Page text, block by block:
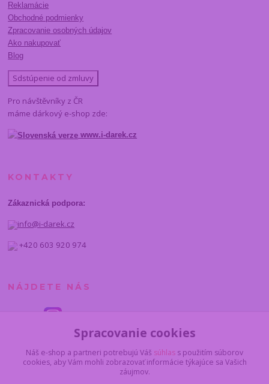
Reklamácie
Obchodné podmienky
Zpracovanie osobných údajov
Ako nakupovať
Blog
Sdstúpenie od zmluvy
Pro návštěvníky z ČR
máme dárkový e-shop zde:
www.i-darek.cz
KONTAKTY
Zákaznická podpora:
info@i-darek.cz
+420 603 920 974
NÁJDETE NÁS
Spracovanie cookies
Náš e-shop a partneri potrebujú Váš súhlas s použitím súborov
cookies, aby Vám mohli zobrazovať informácie týkajúce sa Vašich
záujmov.